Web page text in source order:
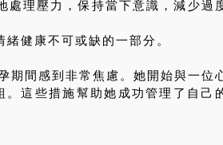
理壓力，保持當下意識，減少過
健康不可或缺的一部分。
間感到非常焦慮。她開始與一位
這些措施幫助她成功管理了自己